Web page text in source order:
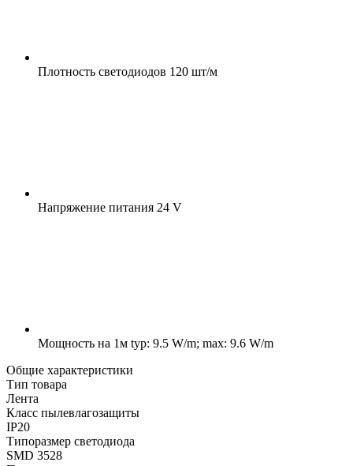
Плотность светодиодов 120 шт/м
Напряжение питания 24 V
Мощность на 1м typ: 9.5 W/m; max: 9.6 W/m
Общие характеристики
Тип товара
Лента
Класс пылевлагозащиты
IP20
Типоразмер светодиода
SMD 3528